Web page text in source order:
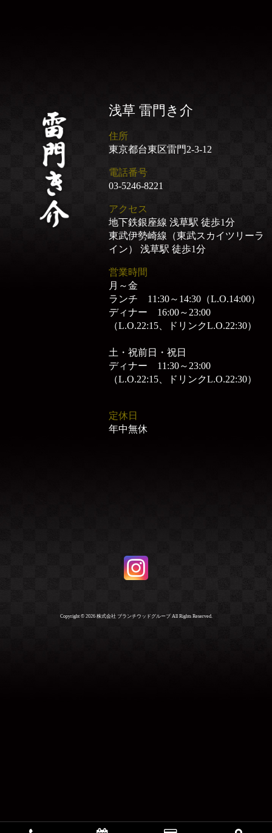
浅草 雷門き介
住所
東京都台東区雷門2-3-12
電話番号
03-5246-8221
アクセス
地下鉄銀座線 浅草駅 徒歩1分
東武伊勢崎線（東武スカイツリーラ
イン） 浅草駅 徒歩1分
営業時間
月～金
ランチ 11:30～14:30（L.O.14:00）
ディナー 16:00～23:00
（L.O.22:15、ドリンクL.O.22:30）
土・祝前日・祝日
ディナー 11:30～23:00
（L.O.22:15、ドリンクL.O.22:30）
定休日
年中無休
Copyright © 2026 株式会社 ブランチウッドグループ All Rights Reserved.